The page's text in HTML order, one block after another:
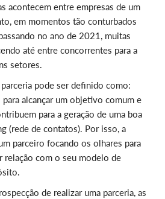
acontecem entre empresas de um
em momentos tão conturbados
no ano de 2021, muitas
até entre concorrentes para a
setores.
pode ser definido como:
alcançar um objetivo comum e
para a geração de uma boa
(rede de contatos). Por isso, a
parceiro focando os olhares para
relação com o seu modelo de
de realizar uma parceria, as